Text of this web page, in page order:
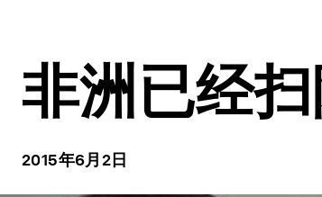
非洲已经
2015年6月2日